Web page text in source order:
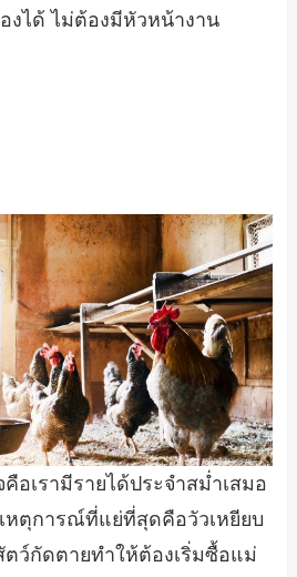
งได้ ไม่ต้องมีหัวหน้างาน
อเรามีรายได้ประจำสม่ำเสมอ
หตุการณ์ที่แย่ที่สุดคือวัวเหยียบ
ว์กัดตายทำให้ต้องเริ่มซื้อแม่